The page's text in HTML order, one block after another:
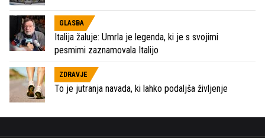
GLASBA
Italija žaluje: Umrla je legenda, ki je s svojimi
pesmimi zaznamovala Italijo
ZDRAVJE
To je jutranja navada, ki lahko podaljša življenje